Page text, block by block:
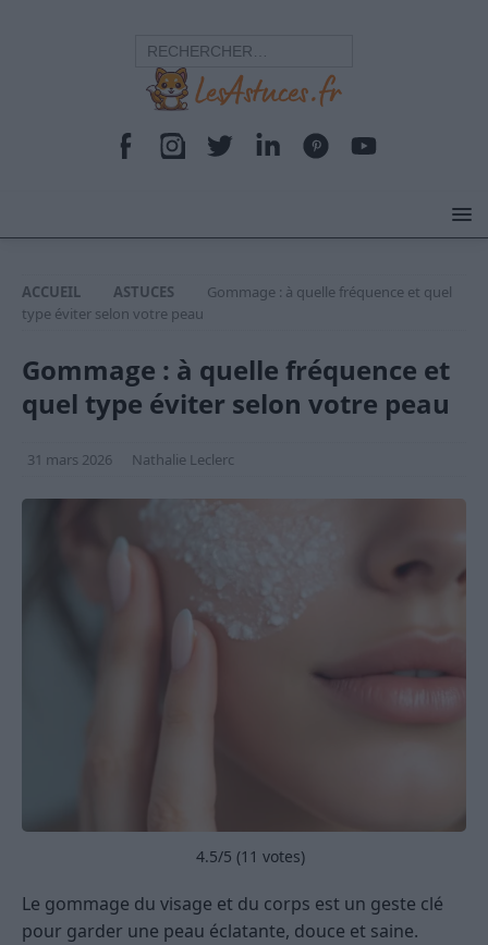
ACCUEIL ASTUCES
Gommage : à quelle fréquence et quel
type éviter selon votre peau
Gommage : à quelle fréquence et
quel type éviter selon votre peau
31 mars 2026 Nathalie Leclerc
4.5/5 (11 votes)
Le gommage du visage et du corps est un geste clé
pour garder une peau éclatante, douce et saine.